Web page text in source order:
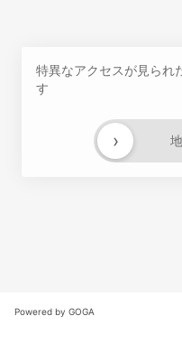
特異なアクセスが見られ
す
›
Powered by GOGA